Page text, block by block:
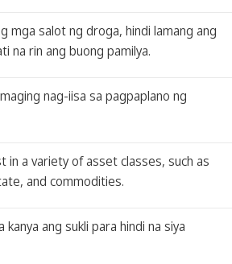
mga salot ng droga, hindi lamang ang
na rin ang buong pamilya.
nag-iisa sa pagpaplano ng
in a variety of asset classes, such as
and commodities.
kanya ang sukli para hindi na siya